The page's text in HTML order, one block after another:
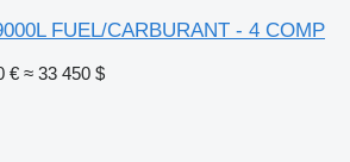
FUEL/CARBURANT - 4 COMP
€ ≈ 33 450 $